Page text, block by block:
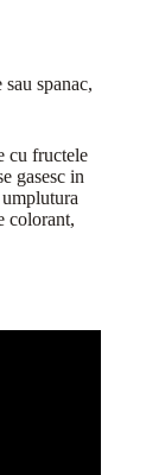
spanac,
cu fructele
gasesc in
colorant,